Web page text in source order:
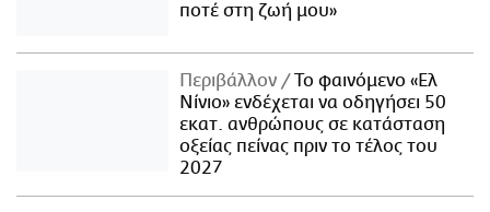
ποτέ στη ζωή μου»
Περιβάλλον
Το φαινόμενο «Ελ
Νίνιο» ενδέχεται να οδηγήσει 50
εκατ. ανθρώπους σε κατάσταση
οξείας πείνας πριν το τέλος του
2027